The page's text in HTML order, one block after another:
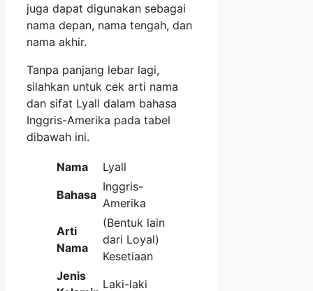
juga dapat digunakan sebagai
nama depan, nama tengah, dan
nama akhir.
Tanpa panjang lebar lagi,
silahkan untuk cek arti nama
dan sifat Lyall dalam bahasa
Inggris-Amerika pada tabel
dibawah ini.
Nama
Lyall
Bahasa
Inggris-
Amerika
Arti
Nama
(Bentuk lain
dari Loyal)
Kesetiaan
Jenis
Laki-laki